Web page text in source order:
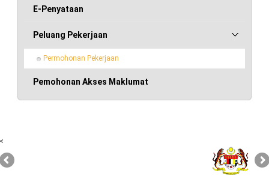
E-Penyataan
Peluang Pekerjaan
Permohonan Pekerjaan
Pemohonan Akses Maklumat
<